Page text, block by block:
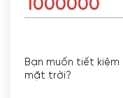
Bạn muốn tiết kiệm
mặt trời?